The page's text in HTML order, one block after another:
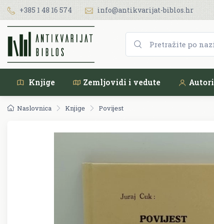
+385 1 48 16 574 info@antikvarijat-biblos.hr
Knjige Zemljovidi i vedute Autori
Naslovnica Knjige Povijest